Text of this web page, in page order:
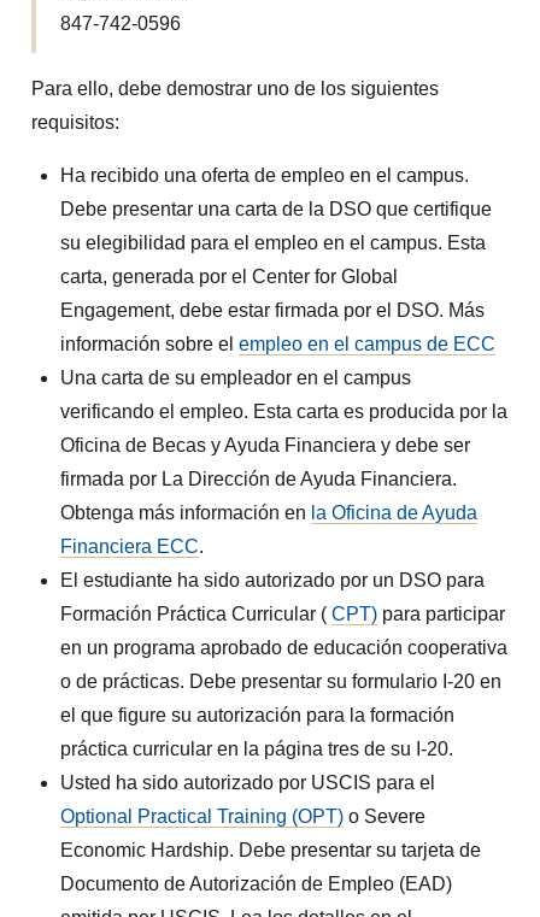
847-742-0596
Para ello, debe demostrar uno de los siguientes
requisitos:
Ha recibido una oferta de empleo en el campus.
Debe presentar una carta de la DSO que certifique
su elegibilidad para el empleo en el campus. Esta
carta, generada por el Center for Global
Engagement, debe estar firmada por el DSO. Más
información sobre elempleo en el campus de ECC
Una carta de su empleador en el campus
verificando el empleo. Esta carta es producida por la
Oficina de Becas y Ayuda Financiera y debe ser
firmada por La Dirección de Ayuda Financiera.
Obtenga más información en la Oficina de Ayuda
Financiera ECC.
El estudiante ha sido autorizado por un DSO para
Formación Práctica Curricular (CPT) para participar
en un programa aprobado de educación cooperativa
o de prácticas. Debe presentar su formulario I-20 en
el que figure su autorización para la formación
práctica curricular en la página tres de su I-20.
Usted ha sido autorizado por USCIS para el
Optional Practical Training (OPT) o Severe
Economic Hardship. Debe presentar su tarjeta de
Documento de Autorización de Empleo (EAD)